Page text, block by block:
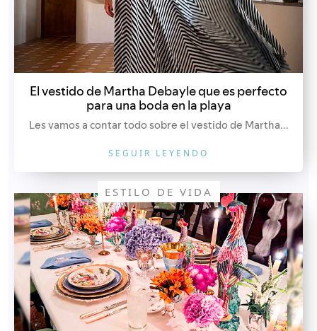
El vestido de Martha Debayle que es perfecto
para una boda en la playa
Les vamos a contar todo sobre el vestido de Martha...
SEGUIR LEYENDO
ESTILO DE VIDA